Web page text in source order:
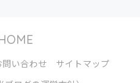
問い合わせ
サイトマップ